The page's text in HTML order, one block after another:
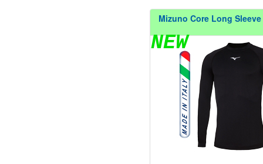
Mizuno Core Long
NEW